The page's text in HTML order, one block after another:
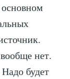
нет.
будет